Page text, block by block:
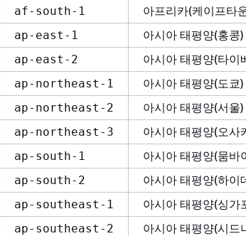
af-south-1 아프리카(케이프타
ap-east-1 아시아 태평양(홍콩)
ap-east-2 아시아 태평양(타이
ap-northeast-1 아시아 태평양(도쿄)
ap-northeast-2 아시아 태평양(서울)
ap-northeast-3 아시아 태평양(오사
ap-south-1 아시아 태평양(뭄바
ap-south-2 아시아 태평양(하이
ap-southeast-1 아시아 태평양(싱가
ap-southeast-2 아시아 태평양(시드